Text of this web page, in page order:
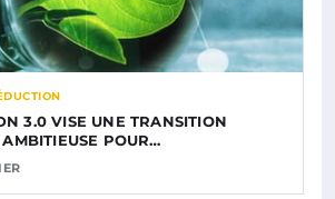
3.0 VISE UNE TRANSITION
POUR…